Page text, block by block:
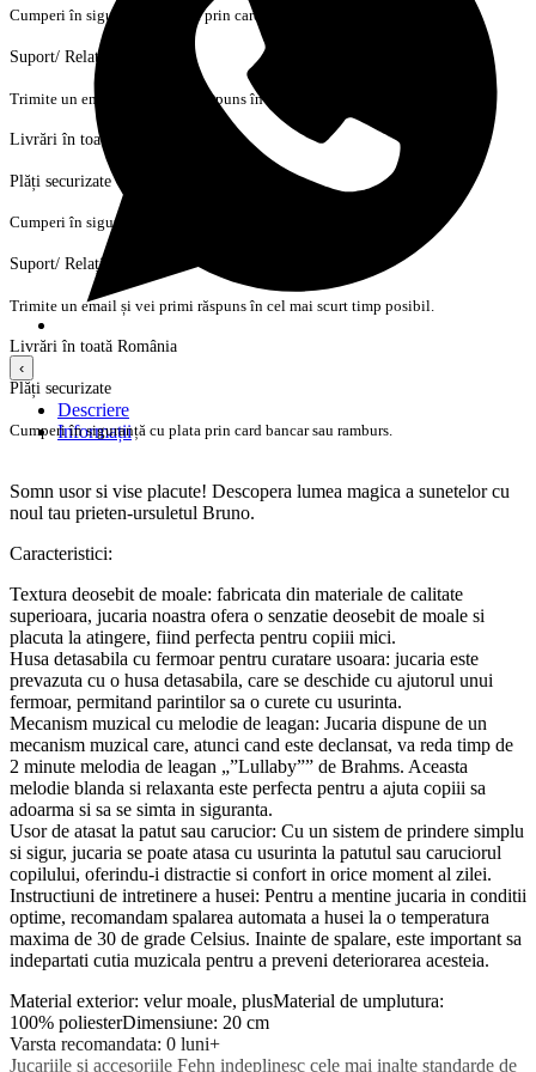
Cumperi în siguranță cu plata prin card bancar sau ramburs.
Suport/ Relații cu clienții
Trimite un email și vei primi răspuns în cel mai scurt timp posibil.
Livrări în toată România
Plăți securizate
Cumperi în siguranță cu plata prin card bancar sau ramburs.
Suport/ Relații cu clienții
Trimite un email și vei primi răspuns în cel mai scurt timp posibil.
Livrări în toată România
Plăți securizate
Cumperi în siguranță cu plata prin card bancar sau ramburs.
‹
Descriere
Informații
Somn usor si vise placute! Descopera lumea magica a sunetelor cu
noul tau prieten-ursuletul Bruno.
Caracteristici:
Textura deosebit de moale: fabricata din materiale de calitate
superioara, jucaria noastra ofera o senzatie deosebit de moale si
placuta la atingere, fiind perfecta pentru copiii mici.
Husa detasabila cu fermoar pentru curatare usoara: jucaria este
prevazuta cu o husa detasabila, care se deschide cu ajutorul unui
fermoar, permitand parintilor sa o curete cu usurinta.
Mecanism muzical cu melodie de leagan: Jucaria dispune de un
mecanism muzical care, atunci cand este declansat, va reda timp de
2 minute melodia de leagan „”Lullaby”” de Brahms. Aceasta
melodie blanda si relaxanta este perfecta pentru a ajuta copiii sa
adoarma si sa se simta in siguranta.
Usor de atasat la patut sau carucior: Cu un sistem de prindere simplu
si sigur, jucaria se poate atasa cu usurinta la patutul sau caruciorul
copilului, oferindu-i distractie si confort in orice moment al zilei.
Instructiuni de intretinere a husei: Pentru a mentine jucaria in conditii
optime, recomandam spalarea automata a husei la o temperatura
maxima de 30 de grade Celsius. Inainte de spalare, este important sa
indepartati cutia muzicala pentru a preveni deteriorarea acesteia.
Material exterior: velur moale, plusMaterial de umplutura:
100% poliesterDimensiune: 20 cm
Varsta recomandata: 0 luni+
Jucariile si accesoriile Fehn indeplinesc cele mai inalte standarde de